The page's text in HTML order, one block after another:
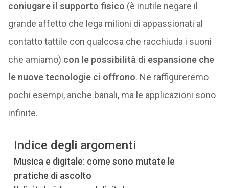
coniugare il supporto fisico (è inutile negare il
grande affetto che lega milioni di appassionati al
contatto tattile con qualcosa che racchiuda i suoni
che amiamo) con le possibilità di espansione che
le nuove tecnologie ci offrono. Ne raffigureremo
pochi esempi, anche banali, ma le applicazioni sono
infinite.
Indice degli argomenti
Musica e digitale: come sono mutate le
pratiche di ascolto